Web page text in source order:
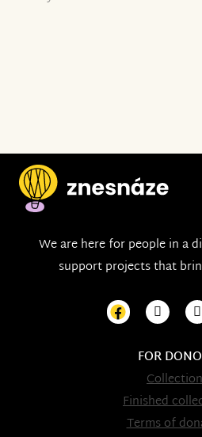
We are here for people in a
support projects that
FOR
Finished
Terms of